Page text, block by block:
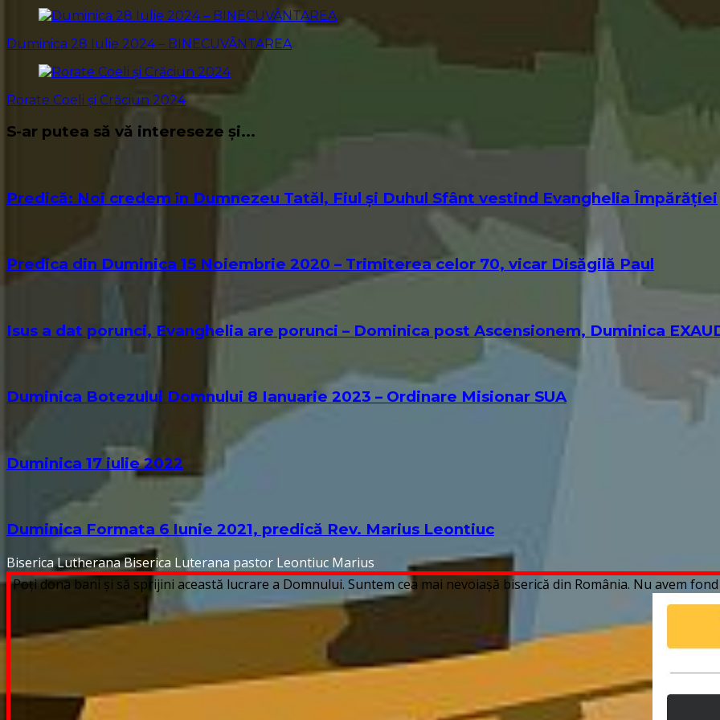
Duminica 28 Iulie 2024 – BINECUVÂNTAREA
Rorate Coeli și Crăciun 2024
S-ar putea să vă intereseze și...
Predică: Noi credem în Dumnezeu Tatăl, Fiul și Duhul Sfânt vestind Evanghelia Împărăției
Predica din Duminica 15 Noiembrie 2020 – Trimiterea celor 70, vicar Disăgilă Paul
Isus a dat porunci, Evanghelia are porunci – Dominica post Ascensionem, Duminica
Duminica Botezului Domnului 8 Ianuarie 2023 – Ordinare Misionar SUA
Duminica 17 iulie 2022
Duminica Formata 6 Iunie 2021, predică Rev. Marius Leontiuc
Biserica LutheranaBiserica Luterana pastor Leontiuc Marius
Poți dona bani și să sprijini această lucrare a Domnului. Suntem cea mai nevoiașă biserică din România. Nu avem